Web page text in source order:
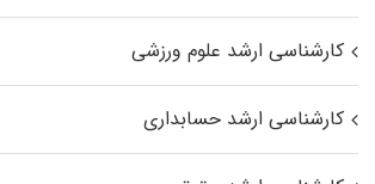
کارشناسی ارشد علوم ورزشی
کارشناسی ارشد حسابداری